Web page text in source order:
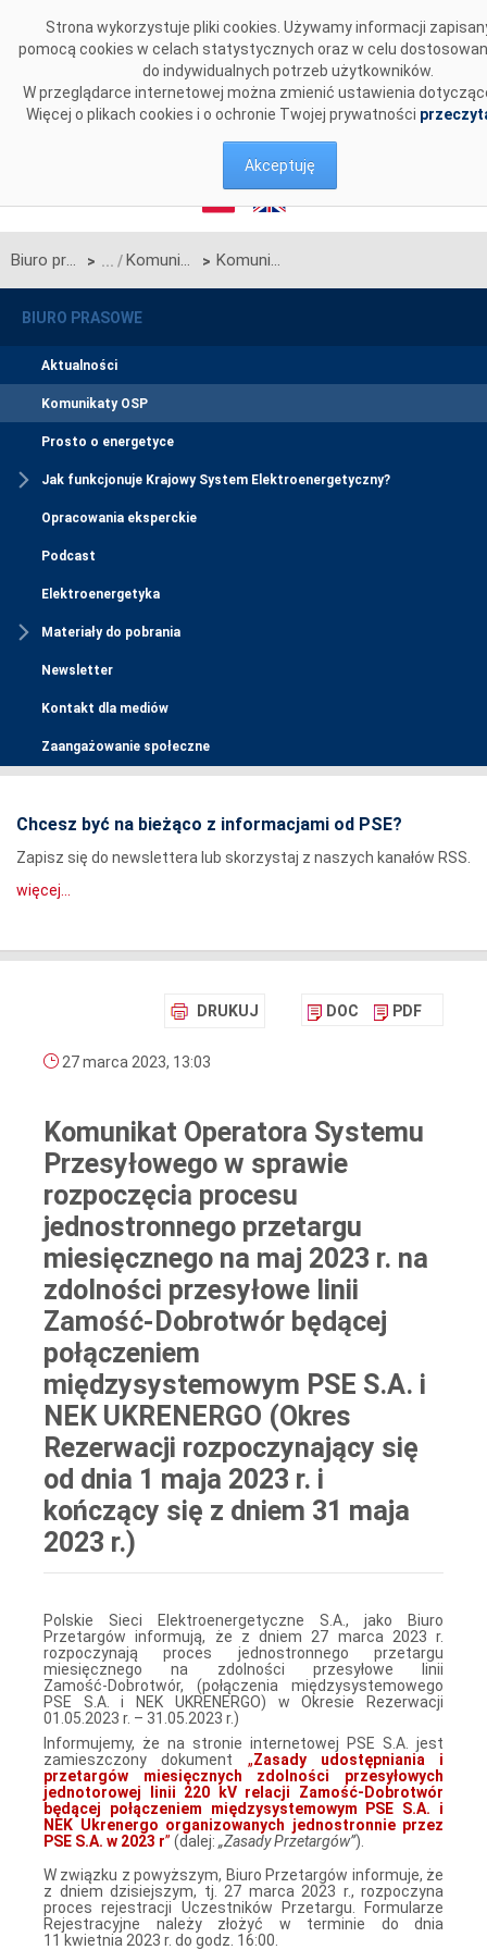
Strona wykorzystuje pliki cookies. Używamy informacji
pomocą cookies w celach statystycznych oraz w celu
do indywidualnych potrzeb użytkowników.
W przeglądarce internetowej można zmienić ustawienia
Więcej o plikach cookies i o ochronie Twojej prywatności
Akceptuję
Biuro prasowe > Komunikaty OSP > Komunikat Operatora Systemu Przesyłowego w sprawie rozpoczęcia procesu jednostronnego przetargu miesięcznego na maj 2023 r. na zdolności przesyłowe linii Zamość-Dobrotwór będącej połączeniem międzysystemowym PSE S.A. i NEK UKRENERGO (Okres Rezerwacji rozpoczynający się od dnia 1 maja 2023 r. i kończący się z dniem 31 maja 2023 r.)
BIURO PRASOWE
Aktualności
Komunikaty OSP
Prosto o energetyce
Jak funkcjonuje Krajowy System Elektroenergetyczny?
Opracowania eksperckie
Podcast
Elektroenergetyka
Materiały do pobrania
Newsletter
Kontakt dla mediów
Zaangażowanie społeczne
Chcesz być na bieżąco z informacjami od PSE?
Zapisz się do newslettera lub skorzystaj z naszych kanałów RSS.
więcej...
DRUKUJ DOC PDF
27 marca 2023, 13:03
Komunikat Operatora Systemu
Przesyłowego w sprawie
rozpoczęcia procesu
jednostronnego przetargu
miesięcznego na maj 2023 r. na
zdolności przesyłowe linii
Zamość-Dobrotwór będącej
połączeniem
międzysystemowym PSE S.A. i
NEK UKRENERGO (Okres
Rezerwacji rozpoczynający się
od dnia 1 maja 2023 r. i
kończący się z dniem 31 maja
2023 r.)
Polskie Sieci Elektroenergetyczne S.A., jako Biuro
Przetargów informują, że z dniem 27 marca 2023 r.
rozpoczynają proces jednostronnego przetargu
miesięcznego na zdolności przesyłowe linii
Zamość‑Dobrotwór, (połączenia międzysystemowego
PSE S.A. i NEK UKRENERGO) w Okresie Rezerwacji
01.05.2023 r. – 31.05.2023 r.)
Informujemy, że na stronie internetowej PSE S.A. jest
zamieszczony dokument „Zasady udostępniania i
przetargów miesięcznych zdolności przesyłowych
jednotorowej linii 220 kV relacji Zamość‑Dobrotwór
będącej połączeniem międzysystemowym PSE S.A. i
NEK Ukrenergo organizowanych jednostronnie przez
PSE S.A. w 2023 r” (dalej: „Zasady Przetargów”).
W związku z powyższym, Biuro Przetargów informuje, że
z dniem dzisiejszym, tj. 27 marca 2023 r., rozpoczyna
proces rejestracji Uczestników Przetargu. Formularze
Rejestracyjne należy złożyć w terminie do dnia
11 kwietnia 2023 r. do godz. 16:00.